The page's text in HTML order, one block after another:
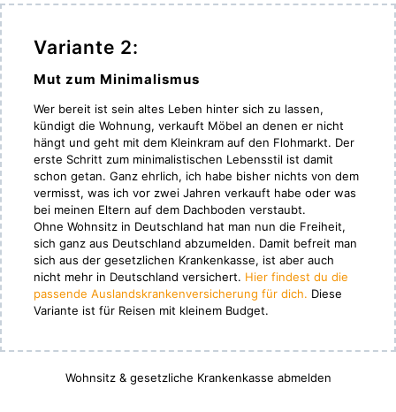
Variante 2:
Mut zum Minimalismus
Wer bereit ist sein altes Leben hinter sich zu lassen,
kündigt die Wohnung, verkauft Möbel an denen er nicht
hängt und geht mit dem Kleinkram auf den Flohmarkt. Der
erste Schritt zum minimalistischen Lebensstil ist damit
schon getan. Ganz ehrlich, ich habe bisher nichts von dem
vermisst, was ich vor zwei Jahren verkauft habe oder was
bei meinen Eltern auf dem Dachboden verstaubt.
Ohne Wohnsitz in Deutschland hat man nun die Freiheit,
sich ganz aus Deutschland abzumelden. Damit befreit man
sich aus der gesetzlichen Krankenkasse, ist aber auch
nicht mehr in Deutschland versichert. Hier findest du die
passende Auslandskrankenversicherung für dich. Diese
Variante ist für Reisen mit kleinem Budget.
Wohnsitz & gesetzliche Krankenkasse abmelden